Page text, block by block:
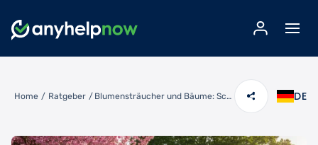
Home / Ratgeber / Blumensträucher und Bäume: Schönheit & Struktur für Ihren Garten DE